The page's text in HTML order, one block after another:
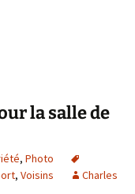
la salle de
, Photo
, Voisins
Charles